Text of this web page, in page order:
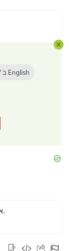
ב English
אתה יכול לבטא את המילה הזאת יותר.